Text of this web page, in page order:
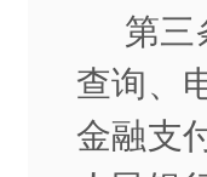
第三
查询、
金融支